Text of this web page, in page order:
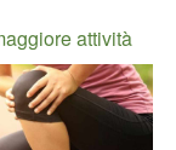
attività